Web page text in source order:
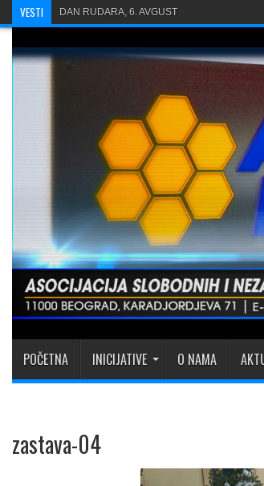
VESTI DAN RUDARA, 6. AVGUST
POČETNA INICIJATIVE O NAMA
zastava-04